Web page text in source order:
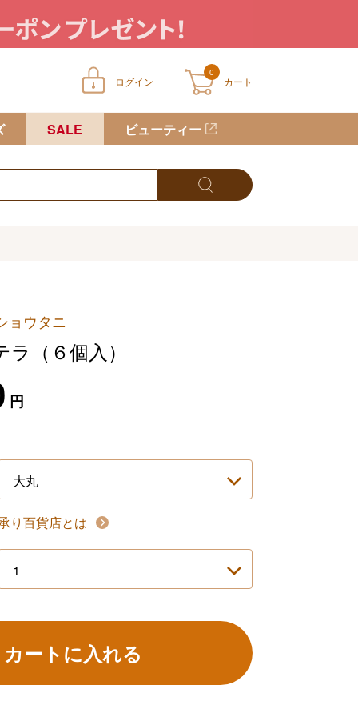
ログイン
0
カート
に商品が入っていません
SALE ビューティー
ウタニ
（６個入）
円
り百貨店とは
カートに入れる